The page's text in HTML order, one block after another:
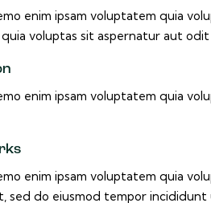
enim ipsam voluptatem quia
voluptas sit aspernatur aut
enim ipsam voluptatem quia
enim ipsam voluptatem quia
sed do eiusmod tempor